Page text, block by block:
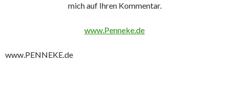
mich auf Ihren Kommentar.
www.Penneke.de
www.PENNEKE.de